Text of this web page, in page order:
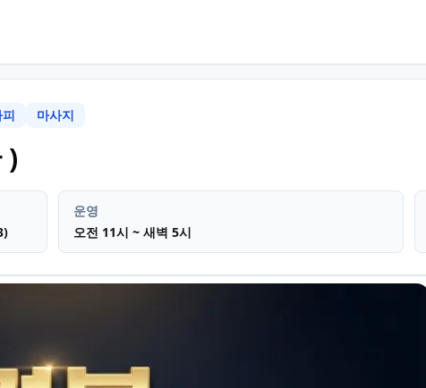
마사지
)
운영
오전 11시 ~ 새벽 5시